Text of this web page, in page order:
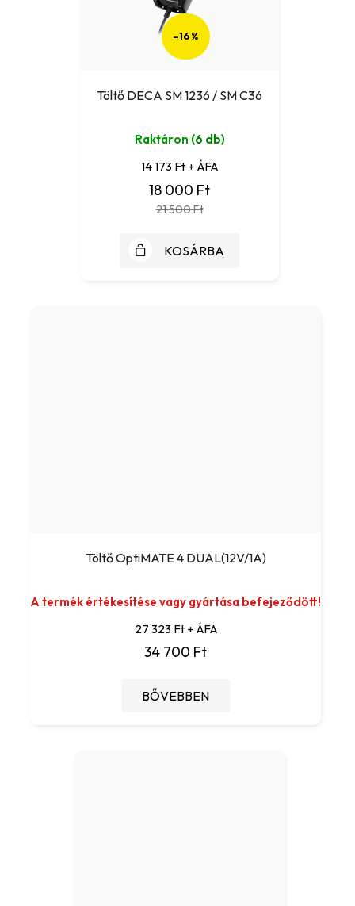
Töltő DECA SM 1236 / SM C36
Raktáron (6 db)
14 173 Ft + ÁFA
18 000 Ft
21 500 Ft
–16 %
KOSÁRBA
Töltő OptiMATE 4 DUAL(12V/1A)
A termék értékesítése vagy gyártása befejeződött!
27 323 Ft + ÁFA
34 700 Ft
BŐVEBBEN